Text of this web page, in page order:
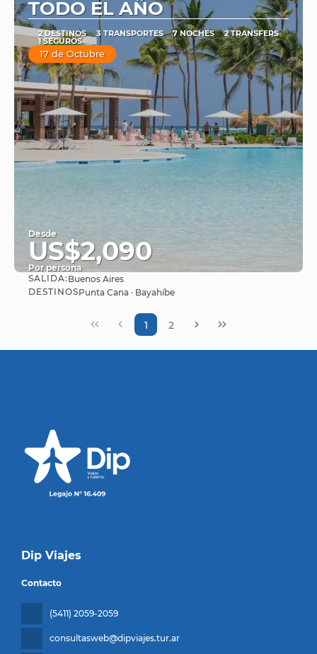
TODO EL AÑO
2 DESTINOS 3 TRANSPORTES 7 NOCHES 2 TRANSFERS
1 SEGUROS
17 de Octubre
Desde
US$2,090
Por persona
Ver
SALIDA: Buenos Aires
DESTINOSPunta Cana · Bayahíbe
1 2
Dip Viajes
Contacto
(5411) 2059-2059
consultasweb@dipviajes.tur.ar